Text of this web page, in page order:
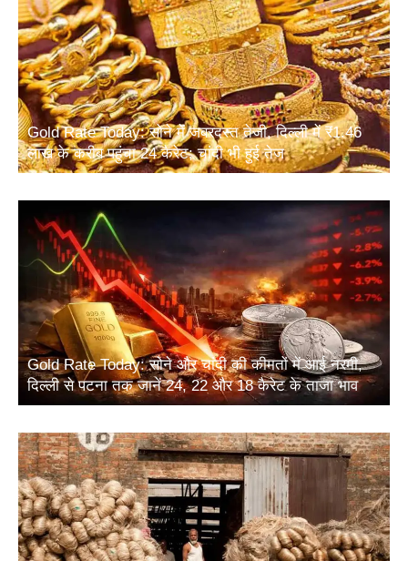
Gold Rate Today: सोने में जबरदस्त तेजी, दिल्ली में ₹1.46
लाख के करीब पहुंचा 24 कैरेट; चांदी भी हुई तेज
Gold Rate Today: सोने और चांदी की कीमतों में आई नरमी,
दिल्ली से पटना तक जानें 24, 22 और 18 कैरेट के ताजा भाव